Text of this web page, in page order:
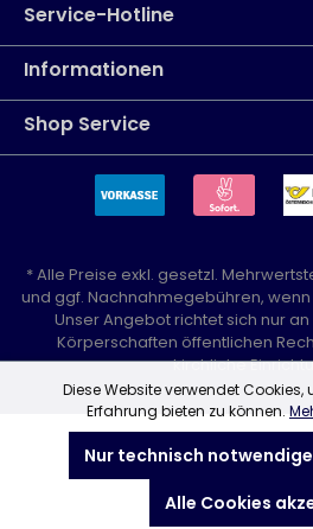
Service-Hotline
Informationen
Shop Service
* Alle Preise exkl. gesetzl.
und ggf. Nachnahmegebühren,
Unser Angebot richtet sich nur
Körperschaften öffentlichen
kirchliche
Diese Website verwendet
Erfahrung bieten zu können.
Nur technisch notwendige
Alle Cookies